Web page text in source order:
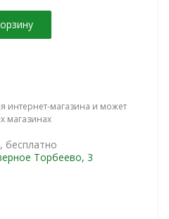
интернет-магазина и может
магазинах
бесплатно
Торбеево, 3